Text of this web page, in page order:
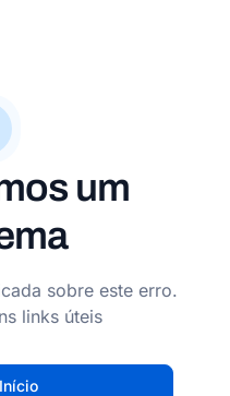
um
sobre este erro.
links úteis